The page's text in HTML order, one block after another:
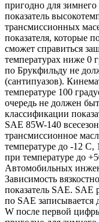
пригодно для
показатель
трансмиссионных
показателя, которые
сможет справиться
температурах ниже 0
по Брукфильду не
(сантипуазов).
температуре 100
очередь не должен
классификации
SAE 85W-140
трансмиссионное
температуре до -12 С,
при температуре до
Автомобильных
Зависимость
показатель SAE. SAE
по SAE записывается
W после первой